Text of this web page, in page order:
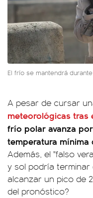
El frío se mantendrá
A pesar de cursar
meteorológicas tras
frío polar avanza
temperatura mínima
Además, el "falso
y sol podría
alcanzar un pico de
del pronóstico?